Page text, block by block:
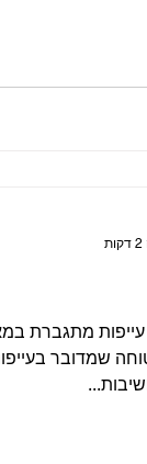
עייפות מתגברת
שמדובר